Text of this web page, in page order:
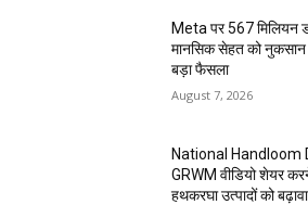
Meta पर 567 मिलियन
मानसिक सेहत को नुकसान
बड़ा फैसला
August 7, 2026
National Handloom
GRWM वीडियो शेयर
हथकरघा उत्पादों को